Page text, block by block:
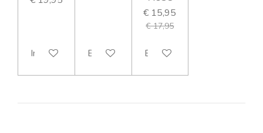
In winkelwagenBekijk details
€ 15,95
€ 17,95
Bekijk details